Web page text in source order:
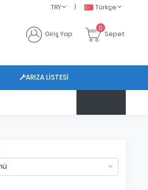
Türkçe
|
TRY
Giriş Yap
0
Sepet
ARIZA LISTESI